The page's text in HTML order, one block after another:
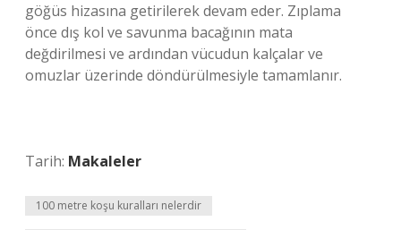
göğüs hizasına getirilerek devam eder. Zıplama
önce dış kol ve savunma bacağının mata
değdirilmesi ve ardından vücudun kalçalar ve
omuzlar üzerinde döndürülmesiyle tamamlanır.
Tarih: Makaleler
100 metre koşu kuralları nelerdir